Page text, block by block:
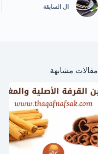
ال السابقة
مقالات مشابهة